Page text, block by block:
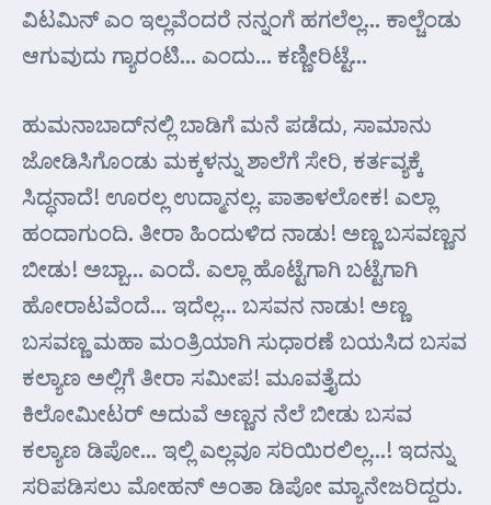
ವಿಟಮಿನ್ ಎಂ ಇಲ್ಲವೆಂದರೆ ನನ್ನಂಗೆ ಹಗಲೆಲ್ಲ… ಕಾಲ್ಚೆಂಡು
ಆಗುವುದು ಗ್ಯಾರಂಟಿ… ಎಂದು… ಕಣ್ಣೀರಿಟ್ಟೆ…
ಹುಮನಾಬಾದ್‌ನಲ್ಲಿ ಬಾಡಿಗೆ ಮನೆ ಪಡೆದು, ಸಾಮಾನು
ಜೋಡಿಸಿಗೊಂಡು ಮಕ್ಕಳನ್ನು ಶಾಲೆಗೆ ಸೇರಿ, ಕರ್ತವ್ಯಕ್ಕೆ
ಸಿದ್ಧನಾದೆ! ಊರಲ್ಲ ಉದ್ಮಾನಲ್ಲ. ಪಾತಾಳಲೋಕ! ಎಲ್ಲಾ
ಹಂದಾಗುಂದಿ. ತೀರಾ ಹಿಂದುಳಿದ ನಾಡು! ಅಣ್ಣ ಬಸವಣ್ಣನ
ಬೀಡು! ಅಬ್ಬಾ… ಎಂದೆ. ಎಲ್ಲಾ ಹೊಟ್ಟೆಗಾಗಿ ಬಟ್ಟೆಗಾಗಿ
ಹೋರಾಟವೆಂದೆ… ಇದೆಲ್ಲ… ಬಸವನ ನಾಡು! ಅಣ್ಣ
ಬಸವಣ್ಣ ಮಹಾ ಮಂತ್ರಿಯಾಗಿ ಸುಧಾರಣೆ ಬಯಸಿದ ಬಸವ
ಕಲ್ಯಾಣ ಅಲ್ಲಿಗೆ ತೀರಾ ಸಮೀಪ! ಮೂವತ್ತೈದು
ಕಿಲೋಮೀಟರ್ ಅದುವೆ ಅಣ್ಣನ ನೆಲೆ ಬೀಡು ಬಸವ
ಕಲ್ಯಾಣ ಡಿಪೋ… ಇಲ್ಲಿ ಎಲ್ಲವೂ ಸರಿಯಿರಲಿಲ್ಲ…! ಇದನ್ನು
ಸರಿಪಡಿಸಲು ಮೋಹನ್ ಅಂತಾ ಡಿಪೋ ಮ್ಯಾನೇಜರಿದ್ದರು.